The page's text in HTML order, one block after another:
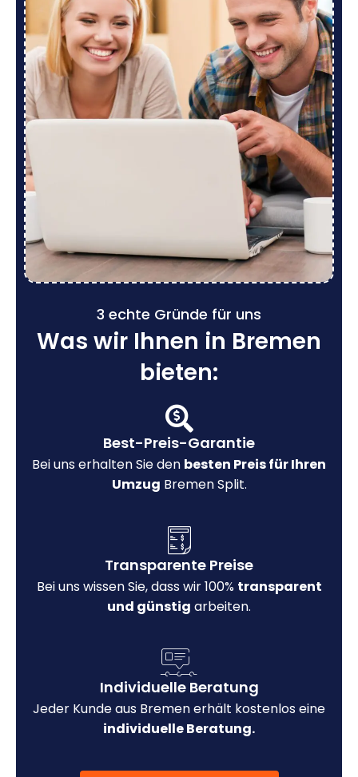
3 echte Gründe für uns
Was wir Ihnen in Bremen
bieten:
Best-Preis-Garantie
Bei uns erhalten Sie den besten Preis für Ihren
Umzug Bremen Split.
Transparente Preise
Bei uns wissen Sie, dass wir 100% transparent
und günstig arbeiten.
Individuelle Beratung
Jeder Kunde aus Bremen erhält kostenlos eine
individuelle Beratung.